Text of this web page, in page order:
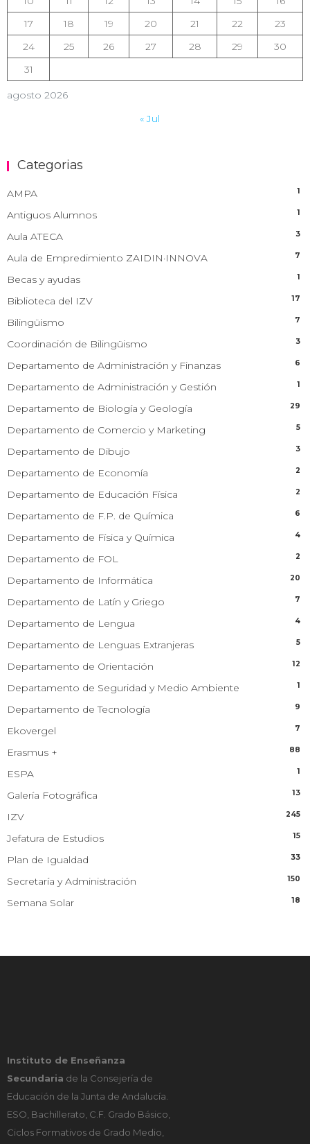
agosto 2026
17
18 19 20 21 22
23
24
25 26 27 28 29
30
31
« Jul
Categorias
AMPA 1
Antiguos Alumnos 1
Aula ATECA 3
Aula de Empredimiento ZAIDIN·INNOVA 7
Becas y ayudas 1
Biblioteca del IZV 17
Bilingüismo 7
Coordinación de Bilingüismo 3
Departamento de Administración y Finanzas 6
Departamento de Administración y Gestión 1
Departamento de Biología y Geología 29
Departamento de Comercio y Marketing 5
Departamento de Dibujo 3
Departamento de Economía 2
Departamento de Educación Física 2
Departamento de F.P. de Química 6
Departamento de Física y Química 4
Departamento de FOL 2
Departamento de Informática 20
Departamento de Latín y Griego 7
Departamento de Lengua 4
Departamento de Lenguas Extranjeras 5
Departamento de Orientación 12
Departamento de Seguridad y Medio Ambiente 1
Departamento de Tecnología 9
Ekovergel 7
Erasmus + 88
ESPA 1
Galería Fotográfica 13
IZV 245
Jefatura de Estudios 15
Plan de Igualdad 33
Secretaría y Administración 150
Semana Solar 18
Instituto de Enseñanza
Secundaria de la Consejería de
Educación de la Junta de Andalucía.
ESO, Bachillerato, C.F. Grado Básico,
Ciclos Formativos de Grado Medio,